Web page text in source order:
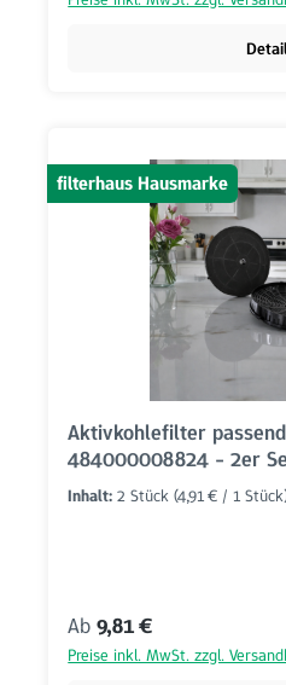
filterhaus Hausmarke
Aktivkohlefilter
484000008824 - 2er
Inhalt: 2 Stück (4,91 € / 1
Regulärer Preis:
Ab 9,81 €
Preise inkl. MwSt. zzgl.